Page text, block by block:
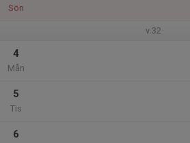
Sön
v.32
4
Mån
5
Tis
6